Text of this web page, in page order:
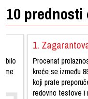
10
bilo
1.
Procenat
kreće se između
koji prate
redovno testove i